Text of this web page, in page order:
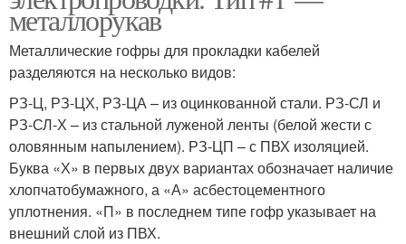
металлорукав
Металлические гофры для прокладки кабелей
разделяются на несколько видов:
РЗ-Ц, РЗ-ЦХ, РЗ-ЦА – из оцинкованной стали. РЗ-СЛ и
РЗ-СЛ-Х – из стальной луженой ленты (белой жести с
оловянным напылением). РЗ-ЦП – с ПВХ изоляцией.
Буква «Х» в первых двух вариантах обозначает наличие
хлопчатобумажного, а «А» асбестоцементного
уплотнения. «П» в последнем типе гофр указывает на
внешний слой из ПВХ.